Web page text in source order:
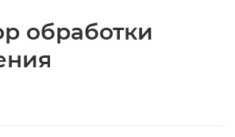
обработки